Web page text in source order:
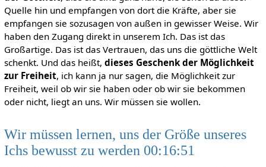
Quelle hin und empfangen von dort die Kräfte, aber sie
empfangen sie sozusagen von außen in gewisser Weise. Wir
haben den Zugang direkt in unserem Ich. Das ist das
Großartige. Das ist das Vertrauen, das uns die göttliche Welt
schenkt. Und das heißt, dieses Geschenk der Möglichkeit
zur Freiheit, ich kann ja nur sagen, die Möglichkeit zur
Freiheit, weil ob wir sie haben oder ob wir sie bekommen
oder nicht, liegt an uns. Wir müssen sie wollen.
Wir müssen lernen, uns der Größe unseres
Ichs bewusst zu werden 00:16:51